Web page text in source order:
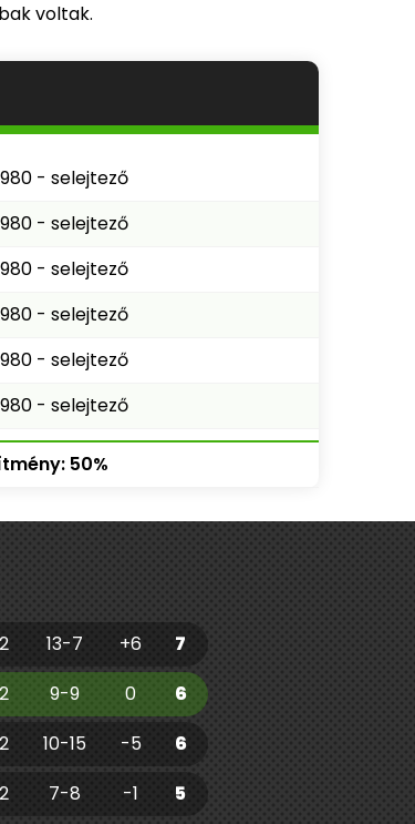
voltak.
- selejtező
- selejtező
- selejtező
- selejtező
- selejtező
- selejtező
50%
2 13-7 +6
7
2 9-9 0
6
2 10-15 -5
6
2 7-8 -1 5